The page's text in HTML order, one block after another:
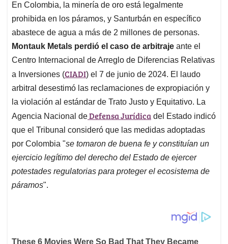
En Colombia, la minería de oro está legalmente
prohibida en los páramos, y Santurbán en específico
abastece de agua a más de 2 millones de personas.
Montauk Metals perdió el caso de arbitraje ante el
Centro Internacional de Arreglo de Diferencias Relativas
a Inversiones (CIADI) el 7 de junio de 2024. El laudo
arbitral desestimó las reclamaciones de expropiación y
la violación al estándar de Trato Justo y Equitativo. La
Agencia Nacional deDefensa Jurídica del Estado indicó
que el Tribunal consideró que las medidas adoptadas
por Colombia "se tomaron de buena fe y constituían un
ejercicio legítimo del derecho del Estado de ejercer
potestades regulatorias para proteger el ecosistema de
páramos".